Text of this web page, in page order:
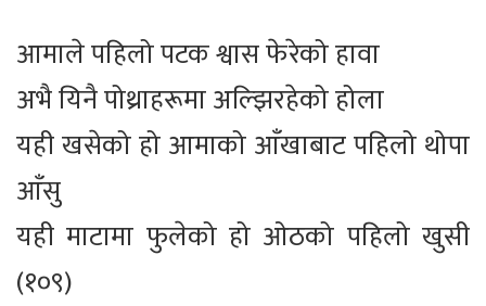
आमाले पहिलो पटक श्वास फेरेको हावा
अभै यिनै पोथ्राहरूमा अल्झिरहेको होला
यही खसेको हो आमाको आँखाबाट पहिलो थोपा
आँसु
यही माटामा फुलेको हो ओठको पहिलो खुसी
(१०९)